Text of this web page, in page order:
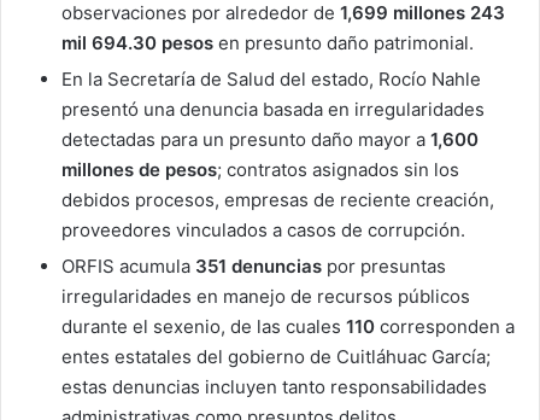
observaciones por alrededor de 1,699 millones 243
mil 694.30 pesos en presunto daño patrimonial.
En la Secretaría de Salud del estado, Rocío Nahle
presentó una denuncia basada en irregularidades
detectadas para un presunto daño mayor a 1,600
millones de pesos; contratos asignados sin los
debidos procesos, empresas de reciente creación,
proveedores vinculados a casos de corrupción.
ORFIS acumula 351 denuncias por presuntas
irregularidades en manejo de recursos públicos
durante el sexenio, de las cuales 110 corresponden a
entes estatales del gobierno de Cuitláhuac García;
estas denuncias incluyen tanto responsabilidades